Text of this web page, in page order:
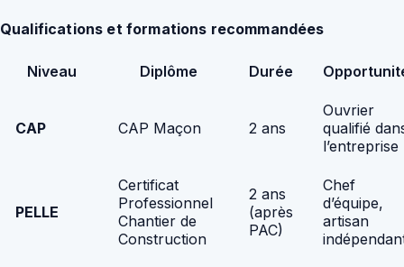
Qualifications et formations recommandées
Niveau Diplôme Durée
CAP CAP Maçon 2 ans
Ouvrier
qualifié
l’entreprise
PELLE
Certificat
Professionnel
Chantier de
Construction
2 ans
(après
PAC)
Chef
d’équipe,
artisan